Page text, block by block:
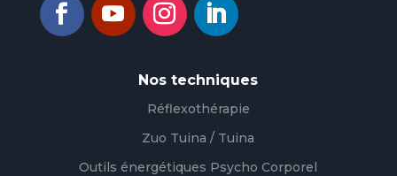
Nos techniques
Réflexothérapie
Zuo Tuina / Tuina
Outils énergétiques Psycho Corporel